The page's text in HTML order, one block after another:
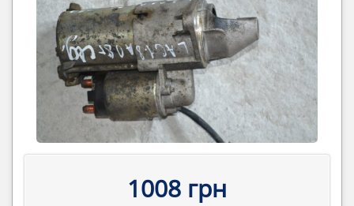
1008 грн